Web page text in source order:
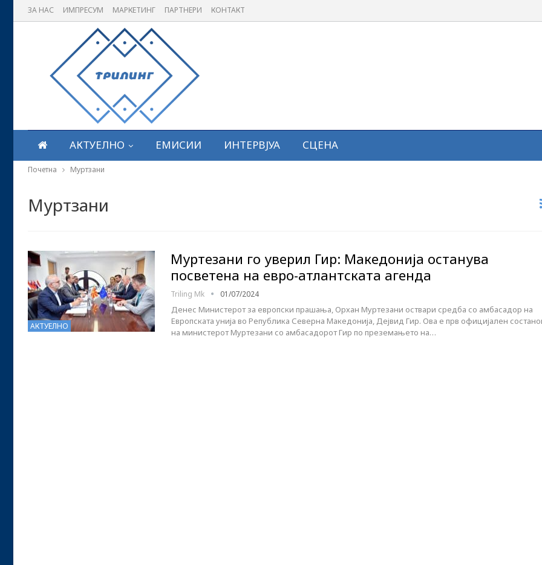
ЗА НАС ИМПРЕСУМ МАРКЕТИНГ ПАРТНЕРИ КОНТАКТ
АКТУЕЛНО ЕМИСИИ ИНТЕРВЈУА СЦЕНА
Почетна Муртзани
Муртзани
АКТУЕЛНО
Муртезани го уверил Гир: Македонија останува
посветена на евро-атлантската агенда
Triling Mk 01/07/2024
Денес Министерот за европски прашања, Орхан Муртезани оствари средба со амбасадор на
Европската унија во Република Северна Македонија, Дејвид Гир. Ова е прв официјален
на министерот Муртезани со амбасадорот Гир по преземањето на…